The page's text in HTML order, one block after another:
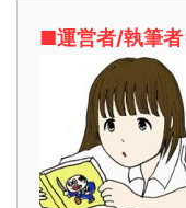
■運営者/執筆者